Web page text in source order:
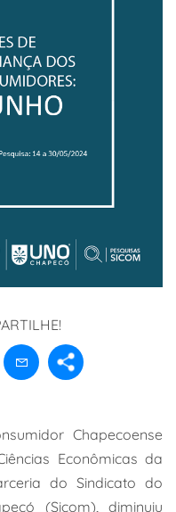
Chapecoense
Econômicas da
do Sindicato do
(Sicom), diminuiu